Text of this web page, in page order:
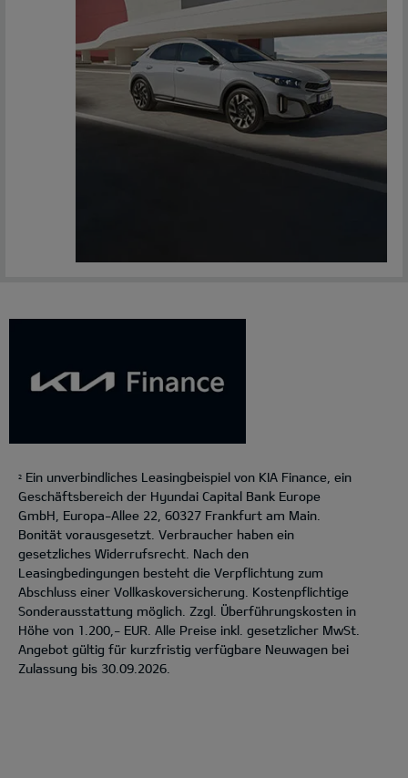
2
Ein unverbindliches Leasingbeispiel von KIA Finance, ein
Geschäftsbereich der Hyundai Capital Bank Europe
GmbH, Europa-Allee 22, 60327 Frankfurt am Main.
Bonität vorausgesetzt. Verbraucher haben ein
gesetzliches Widerrufsrecht. Nach den
Leasingbedingungen besteht die Verpflichtung zum
Abschluss einer Vollkaskoversicherung. Kostenpflichtige
Sonderausstattung möglich. Zzgl. Überführungskosten in
Höhe von 1.200,- EUR. Alle Preise inkl. gesetzlicher MwSt.
Angebot gültig für kurzfristig verfügbare Neuwagen bei
Zulassung bis 30.09.2026.